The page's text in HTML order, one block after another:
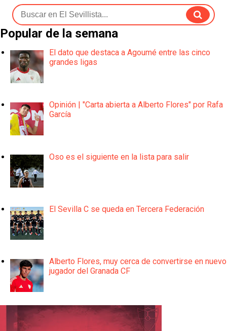
Popular de la semana
El dato que destaca a Agoumé entre las cinco
grandes ligas
Opinión | "Carta abierta a Alberto Flores" por Rafa
García
Oso es el siguiente en la lista para salir
El Sevilla C se queda en Tercera Federación
Alberto Flores, muy cerca de convertirse en nuevo
jugador del Granada CF